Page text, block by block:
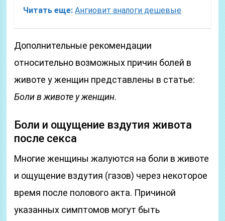
Читать еще: Ангиовит аналоги дешевые
Дополнительные рекомендации
относительно возможных причин болей в
животе у женщин представлены в статье:
Боли в животе у женщин.
Боли и ощущение вздутия живота
после секса
Многие женщины жалуются на боли в животе
и ощущение вздутия (газов) через некоторое
время после полового акта. Причиной
указанных симптомов могут быть